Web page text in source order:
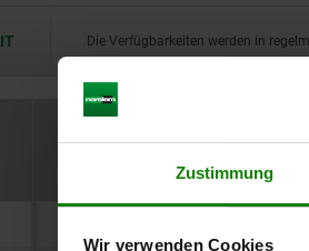
Zustimmung
Wir verwenden Cookies
Die Verfügbarkeiten werden in
G
Form B